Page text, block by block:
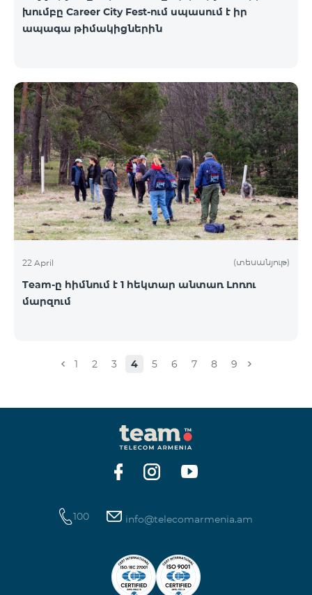
խումբը Career City Fest-ում սպասում է իր
ապագա թիմակիցներին
22 April (տեսանյութ)
Team-ը հիմնում է 1 հեկտար անտառ Լոռու
մարզում
1 2 3 4 5 6 7 8 9
100 info@telecomarmenia.am